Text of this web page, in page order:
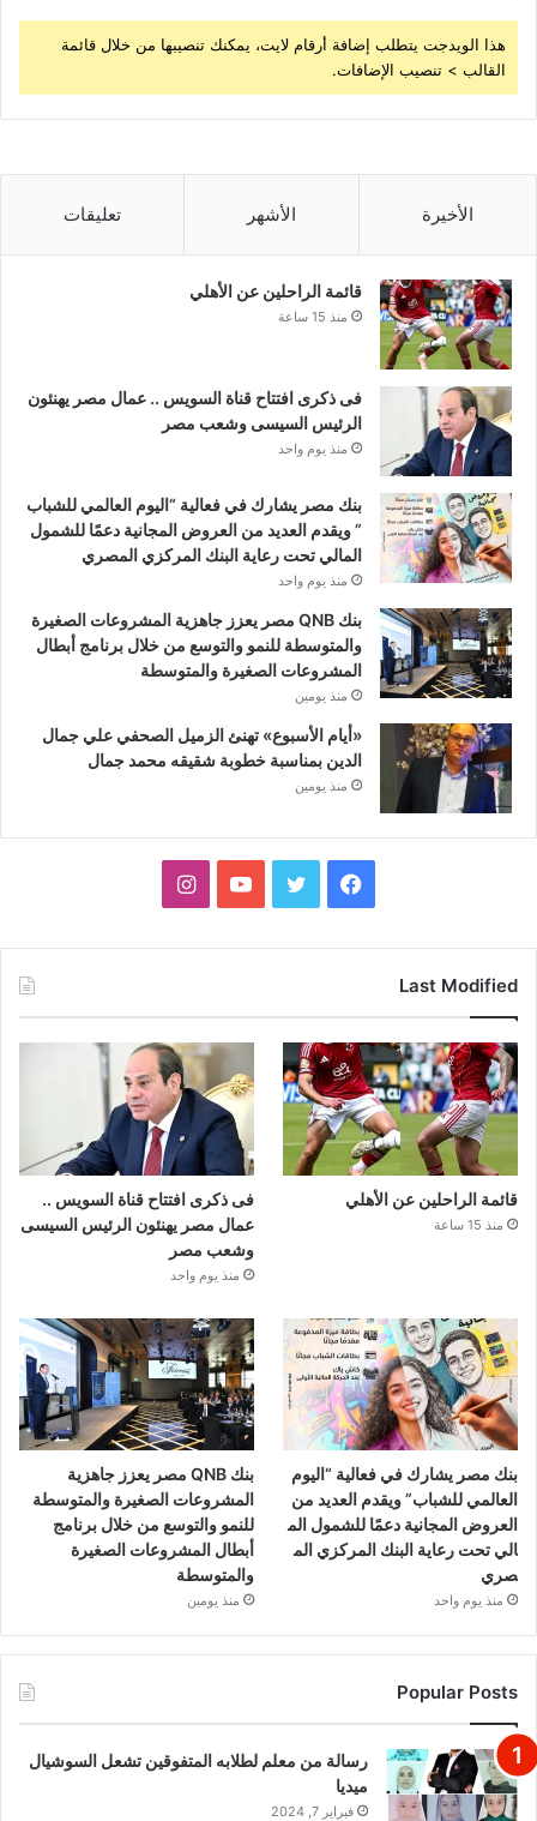
هذا الويدجت يتطلب إضافة أرقام لايت، يمكنك تنصيبها من خلال قائمة
القالب > تنصيب الإضافات.
الأخيرة الأشهر تعليقات
قائمة الراحلين عن الأهلي
منذ 15 ساعة
فى ذكرى افتتاح قناة السويس .. عمال مصر يهنئون
الرئيس السيسى وشعب مصر
منذ يوم واحد
بنك مصر يشارك في فعالية “اليوم العالمي للشباب
” ويقدم العديد من العروض المجانية دعمًا للشمول
المالي تحت رعاية البنك المركزي المصري
منذ يوم واحد
بنك QNB مصر يعزز جاهزية المشروعات الصغيرة
والمتوسطة للنمو والتوسع من خلال برنامج أبطال
المشروعات الصغيرة والمتوسطة
منذ يومين
«أيام الأسبوع» تهنئ الزميل الصحفي علي جمال
الدين بمناسبة خطوبة شقيقه محمد جمال
منذ يومين
فيسبوك تويتر يوتيوبانستقرام
Last Modified
قائمة الراحلين عن الأهلي
منذ 15 ساعة
فى ذكرى افتتاح قناة السويس ..
عمال مصر يهنئون الرئيس السيسى
وشعب مصر
منذ يوم واحد
بنك مصر يشارك في فعالية “اليوم
العالمي للشباب” ويقدم العديد من
العروض المجانية دعمًا للشمول الم
الي تحت رعاية البنك المركزي الم
صري
منذ يوم واحد
بنك QNB مصر يعزز جاهزية
المشروعات الصغيرة والمتوسطة
للنمو والتوسع من خلال برنامج
أبطال المشروعات الصغيرة
والمتوسطة
منذ يومين
Popular Posts
رسالة من معلم لطلابه المتفوقين تشعل السوشيال
ميديا
فبراير 7, 2024